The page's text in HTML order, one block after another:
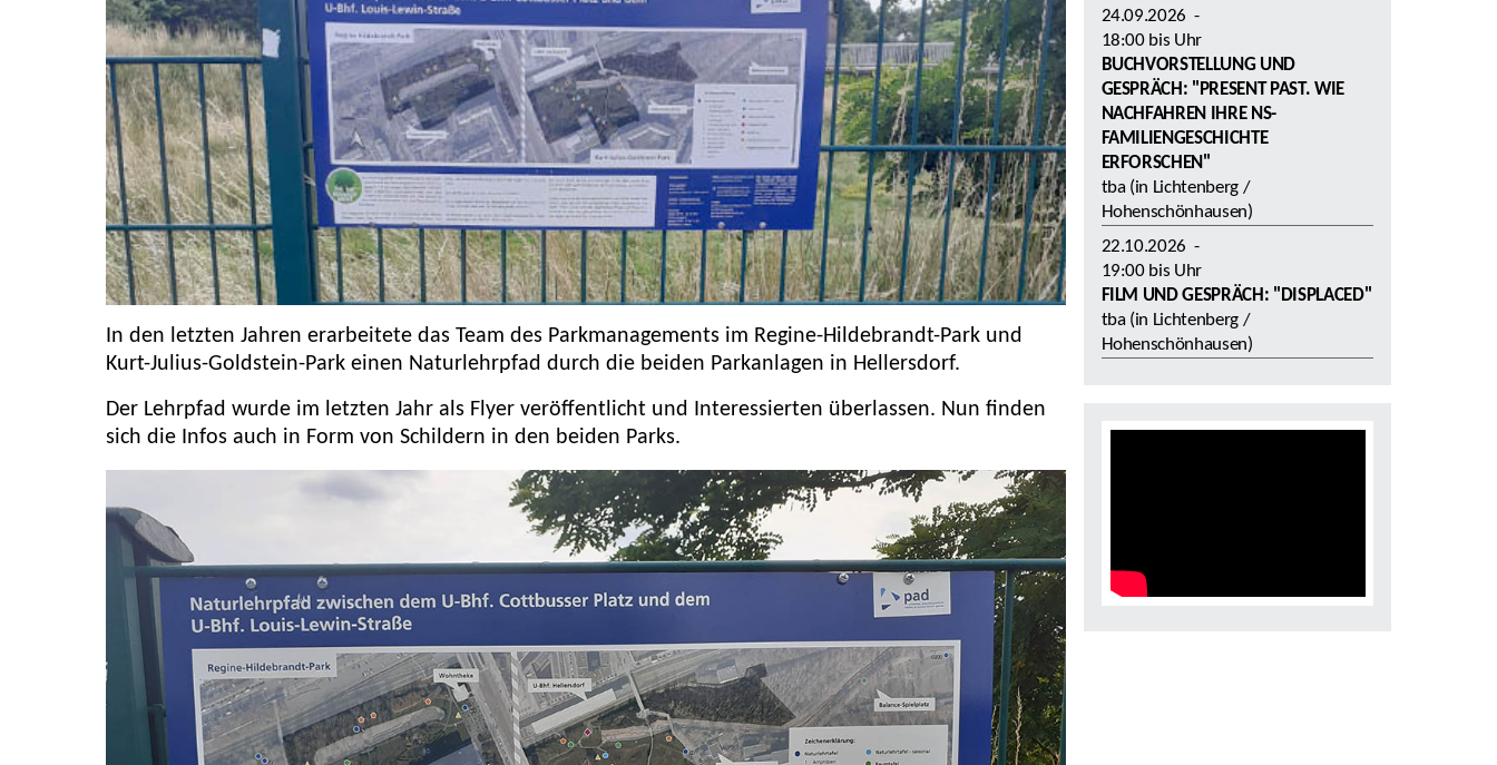
In den letzten Jahren erarbeitete das Team des Parkmanagements im Regine-Hildebrandt-Park und
Kurt-Julius-Goldstein-Park einen Naturlehrpfad durch die beiden Parkanlagen in Hellersdorf.
Der Lehrpfad wurde im letzten Jahr als Flyer veröffentlicht und Interessierten überlassen. Nun finden
sich die Infos auch in Form von Schildern in den beiden Parks.
24.09.2026 -
18:00bis Uhr
BUCHVORSTELLUNG UND
GESPRÄCH: "PRESENT PAST. WIE
NACHFAHREN IHRE NS-
FAMILIENGESCHICHTE
ERFORSCHEN"
tba (in Lichtenberg /
Hohenschönhausen)
22.10.2026 -
19:00bis Uhr
FILM UND GESPRÄCH: "DISPLACED"
tba (in Lichtenberg /
Hohenschönhausen)